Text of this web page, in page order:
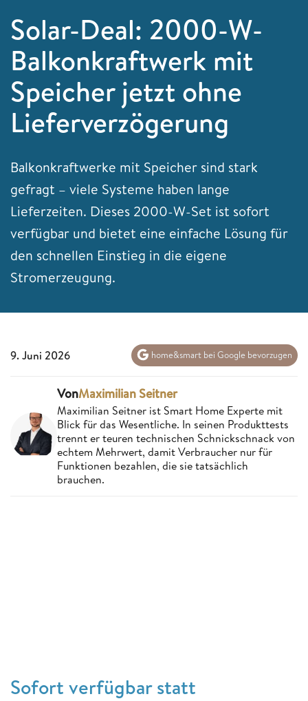
Solar-Deal: 2000-W-
Balkonkraftwerk mit
Speicher jetzt ohne
Lieferverzögerung
Balkonkraftwerke mit Speicher sind stark
gefragt – viele Systeme haben lange
Lieferzeiten. Dieses 2000-W-Set ist sofort
verfügbar und bietet eine einfache Lösung für
den schnellen Einstieg in die eigene
Stromerzeugung.
9. Juni 2026 home&smart bei Google bevorzugen
VonMaximilian Seitner
Maximilian Seitner ist Smart Home Experte mit
Blick für das Wesentliche. In seinen Produkttests
trennt er teuren technischen Schnickschnack von
echtem Mehrwert, damit Verbraucher nur für
Funktionen bezahlen, die sie tatsächlich
brauchen.
Sofort verfügbar statt